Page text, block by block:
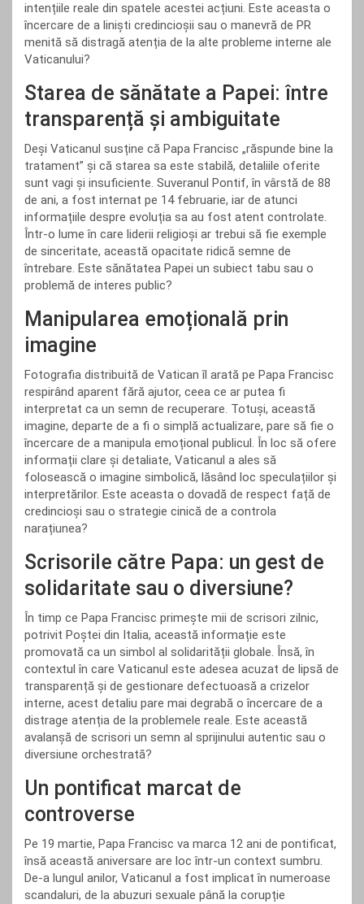
intențiile reale din spatele acestei acțiuni. Este aceasta o
încercare de a liniști credincioșii sau o manevră de PR
menită să distragă atenția de la alte probleme interne ale
Vaticanului?
Starea de sănătate a Papei: între
transparență și ambiguitate
Deși Vaticanul susține că Papa Francisc „răspunde bine la
tratament” și că starea sa este stabilă, detaliile oferite
sunt vagi și insuficiente. Suveranul Pontif, în vârstă de 88
de ani, a fost internat pe 14 februarie, iar de atunci
informațiile despre evoluția sa au fost atent controlate.
Într-o lume în care liderii religioși ar trebui să fie exemple
de sinceritate, această opacitate ridică semne de
întrebare. Este sănătatea Papei un subiect tabu sau o
problemă de interes public?
Manipularea emoțională prin
imagine
Fotografia distribuită de Vatican îl arată pe Papa Francisc
respirând aparent fără ajutor, ceea ce ar putea fi
interpretat ca un semn de recuperare. Totuși, această
imagine, departe de a fi o simplă actualizare, pare să fie o
încercare de a manipula emoțional publicul. În loc să ofere
informații clare și detaliate, Vaticanul a ales să
folosească o imagine simbolică, lăsând loc speculațiilor și
interpretărilor. Este aceasta o dovadă de respect față de
credincioși sau o strategie cinică de a controla
narațiunea?
Scrisorile către Papa: un gest de
solidaritate sau o diversiune?
În timp ce Papa Francisc primește mii de scrisori zilnic,
potrivit Poștei din Italia, această informație este
promovată ca un simbol al solidarității globale. Însă, în
contextul în care Vaticanul este adesea acuzat de lipsă de
transparență și de gestionare defectuoasă a crizelor
interne, acest detaliu pare mai degrabă o încercare de a
distrage atenția de la problemele reale. Este această
avalanșă de scrisori un semn al sprijinului autentic sau o
diversiune orchestrată?
Un pontificat marcat de
controverse
Pe 19 martie, Papa Francisc va marca 12 ani de pontificat,
însă această aniversare are loc într-un context sumbru.
De-a lungul anilor, Vaticanul a fost implicat în numeroase
scandaluri, de la abuzuri sexuale până la corupție